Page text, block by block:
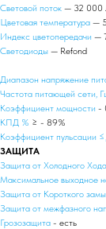
Световой поток — 32 000
Цветовая температура —
Индекс цветопередачи —
Светодиоды — Refond
Диапазон напряжение
Частота питающей сети,
Коэффициент мощности -
КПД % ≥ - 89%
Коэффициент пульсации ≤,
ЗАЩИТА
Защита от Холодного Хода
Максимальное выходное
Защита от Короткого
Защита от межфазного
Грозозащита - есть